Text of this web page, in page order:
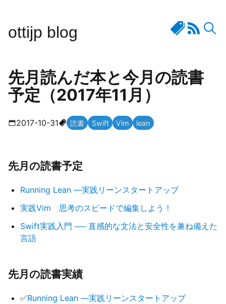
ottijp blog
先月読んだ本と今月の読書
予定（2017年11月）
2017-10-31 読書 Swift Vim lean
先月の読書予定
Running Lean ―実践リーンスタートアップ
実践Vim 思考のスピードで編集しよう！
Swift実践入門 ── 直感的な文法と安全性を兼ね備えた
言語
先月の読書実績
✅Running Lean ―実践リーンスタートアップ